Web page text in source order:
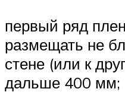
первый ряд
размещать не
стене (или к
дальше 400 мм;